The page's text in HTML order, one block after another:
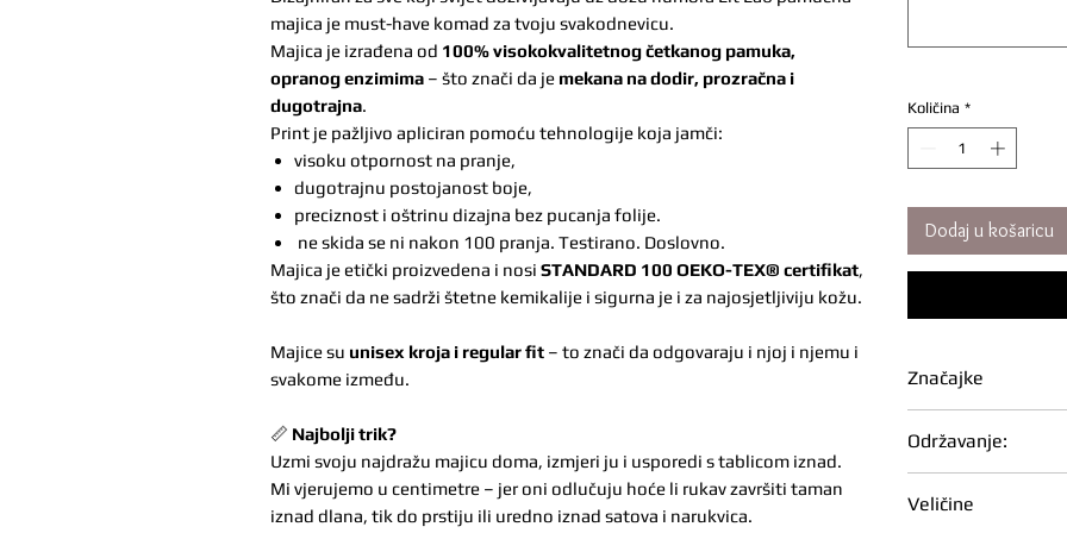
majica je must-have komad za tvoju svakodnevicu.
Majica je izrađena od 100% visokokvalitetnog četkanog pamuka,
opranog enzimima – što znači da je mekana na dodir, prozračna i
dugotrajna.
Print je pažljivo apliciran pomoću tehnologije koja jamči:
visoku otpornost na pranje,
dugotrajnu postojanost boje,
preciznost i oštrinu dizajna bez pucanja folije.
ne skida se ni nakon 100 pranja. Testirano. Doslovno.
Majica je etički proizvedena i nosi STANDARD 100 OEKO-TEX® certifikat,
što znači da ne sadrži štetne kemikalije i sigurna je i za najosjetljiviju kožu.
Majice su unisex kroja i regular fit – to znači da odgovaraju i njoj i njemu i
svakome između.
📏 Najbolji trik?
Uzmi svoju najdražu majicu doma, izmjeri ju i usporedi s tablicom iznad.
Mi vjerujemo u centimetre – jer oni odlučuju hoće li rukav završiti taman
iznad dlana, tik do prstiju ili uredno iznad satova i narukvica.
Količina *
Dodaj u košaricu
Značajke
100% češljani
mekan, gladak
Izdržljiva i
Održavanje:
Prati na 40 °C,
Veličine